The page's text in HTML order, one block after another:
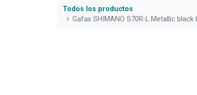
Todos los productos
Gafas SHIMANO S70R-L Metallic black